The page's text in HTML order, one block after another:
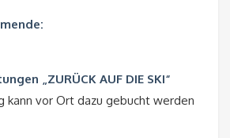
„ZURÜCK AUF DIE SKI“
kann vor Ort dazu gebucht werden